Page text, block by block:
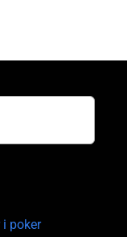
poker